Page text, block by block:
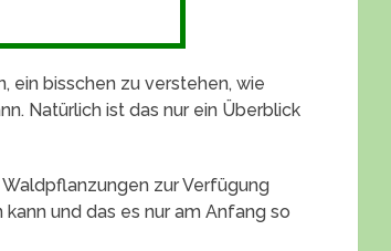
ein bisschen zu verstehen, wie
Natürlich ist das nur ein Überblick
zur Verfügung
und das es nur am Anfang so